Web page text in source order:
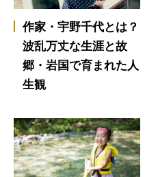
作家・宇野千代とは？
波乱万丈な生涯と故
郷・岩国で育まれた人
生観